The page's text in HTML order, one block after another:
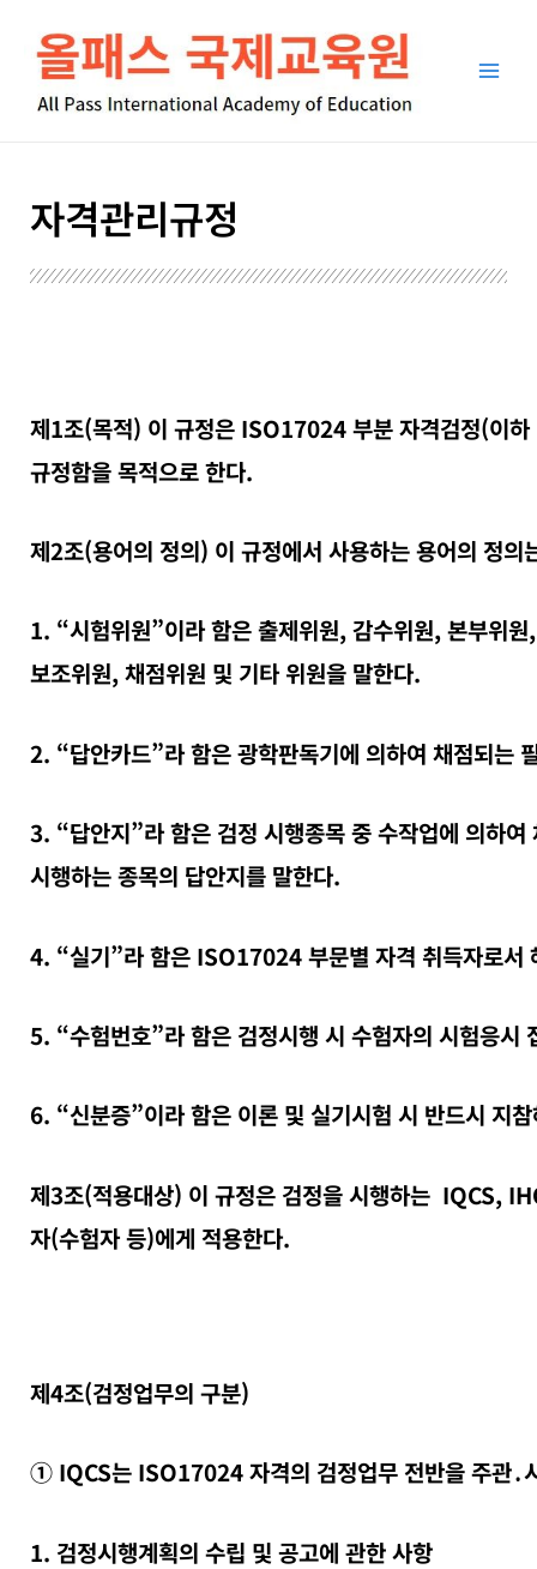
Menu
자격관리규정
제1조(목적) 이 규정은 ISO17024 부분 자격검정(이
규정함을 목적으로 한다.
제2조(용어의 정의) 이 규정에서 사용하는 용어의 정의
1. “시험위원”이라 함은 출제위원, 감수위원, 본부위
보조위원, 채점위원 및 기타 위원을 말한다.
2. “답안카드”라 함은 광학판독기에 의하여 채점되는
3. “답안지”라 함은 검정 시행종목 중 수작업에 의하
시행하는 종목의 답안지를 말한다.
4. “실기”라 함은 ISO17024 부문별 자격 취득자로서
5. “수험번호”라 함은 검정시행 시 수험자의 시험응시
6. “신분증”이라 함은 이론 및 실기시험 시 반드시 지
제3조(적용대상) 이 규정은 검정을 시행하는 IQCS,
자(수험자 등)에게 적용한다.
제4조(검정업무의 구분)
① IQCS는 ISO17024 자격의 검정업무 전반을 주관․
1. 검정시행계획의 수립 및 공고에 관한 사항